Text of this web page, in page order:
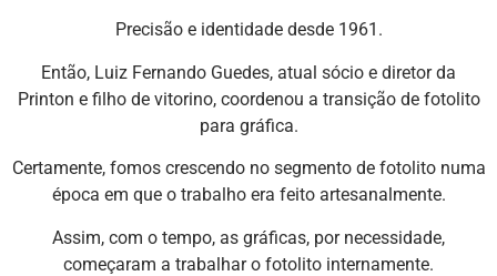
Precisão e identidade desde 1961.
Então, Luiz Fernando Guedes, atual sócio e diretor da
Printon e filho de vitorino, coordenou a transição de fotolito
para gráfica.
Certamente, fomos crescendo no segmento de fotolito numa
época em que o trabalho era feito artesanalmente.
Assim, com o tempo, as gráficas, por necessidade,
começaram a trabalhar o fotolito internamente.